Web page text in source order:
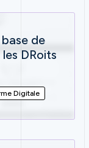
de
DRoits
Digitale